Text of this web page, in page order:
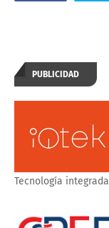
PUBLICIDAD
Tecnología